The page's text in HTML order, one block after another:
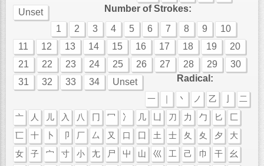
Unset
Number of Strokes:
1
2 3 4 5 6 7 8 9
10
11
12 13 14 15 16 17 18 19
20
21
22 23 24 25 26 27 28 29
30
31
32 33 34 Unset Radical:
一 ｜ 丶 ノ 乙
二
亠
人 儿 入 八 冂 冖 冫 几 刀 力 勹 匕
匚
匸
十 卜 卩 厂 厶 又 口 囗 土 士 夂 夊 夕
大
女
子 宀 寸 小 尢 尸 屮 山 巛 工 己 巾 干
幺